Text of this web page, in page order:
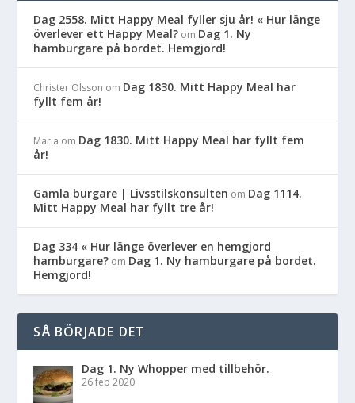
Dag 2558. Mitt Happy Meal fyller sju år! « Hur länge
överlever ett Happy Meal? om Dag 1. Ny
hamburgare på bordet. Hemgjord!
Christer Olsson om Dag 1830. Mitt Happy Meal har
fyllt fem år!
Maria om Dag 1830. Mitt Happy Meal har fyllt fem
år!
Gamla burgare | Livsstilskonsulten om Dag 1114.
Mitt Happy Meal har fyllt tre år!
Dag 334 « Hur länge överlever en hemgjord
hamburgare? om Dag 1. Ny hamburgare på bordet.
Hemgjord!
SÅ BÖRJADE DET
Dag 1. Ny Whopper med tillbehör.
26 feb 2020